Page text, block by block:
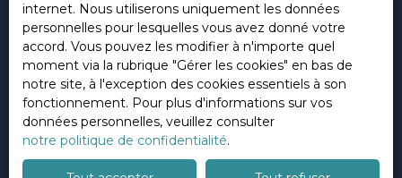
+33 4 93 19 05 30
56 promenade de la plage
06800 Cagnes-sur-Mer
internet. Nous utiliserons uniquement les données
personnelles pour lesquelles vous avez donné votre
accord. Vous pouvez les modifier à n'importe quel
moment via la rubrique ″Gérer les cookies″ en bas de
notre site, à l'exception des cookies essentiels à son
fonctionnement. Pour plus d'informations sur vos
données personnelles, veuillez consulter
notre politique de confidentialité.